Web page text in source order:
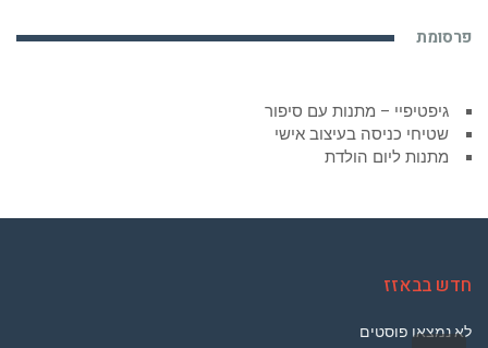
פרסומת
גיפטיפיי – מתנות עם סיפור
שטיחי כניסה בעיצוב אישי
מתנות ליום הולדת
חדש בבאזז
לא נמצאו פוסטים